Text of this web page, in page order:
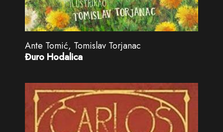
Ante Tomić, Tomislav Torjanac
Đuro Hodalica